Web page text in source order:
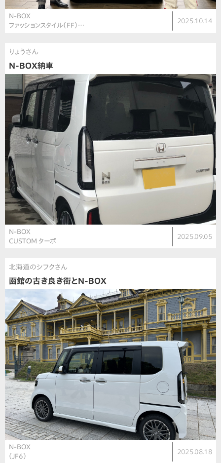
N-BOX
ファッションスタイル（FF）…
2025.10.14
りょうさん
N-BOX納車
N-BOX
CUSTOM ターボ
2025.09.05
北海道のシフクさん
函館の古き良き街とN-BOX
N-BOX
（JF6）
2025.08.18